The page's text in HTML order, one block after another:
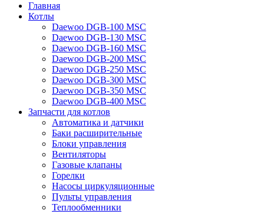
Главная
Котлы
Daewoo DGB-100 MSC
Daewoo DGB-130 MSC
Daewoo DGB-160 MSC
Daewoo DGB-200 MSC
Daewoo DGB-250 MSC
Daewoo DGB-300 MSC
Daewoo DGB-350 MSC
Daewoo DGB-400 MSC
Запчасти для котлов
Автоматика и датчики
Баки расширительные
Блоки управления
Вентиляторы
Газовые клапаны
Горелки
Насосы циркуляционные
Пульты управления
Теплообменники